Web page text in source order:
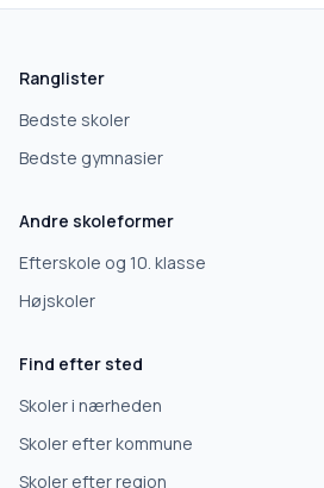
Hvad leder du efter?
Grundskole
10. klasse
Erhvervsuddannelse
Ranglister
Bedste skoler
Bedste gymnasier
Andre skoleformer
Efterskole og 10. klasse
Højskoler
Find efter sted
Skoler i nærheden
Skoler efter kommune
Skoler efter region